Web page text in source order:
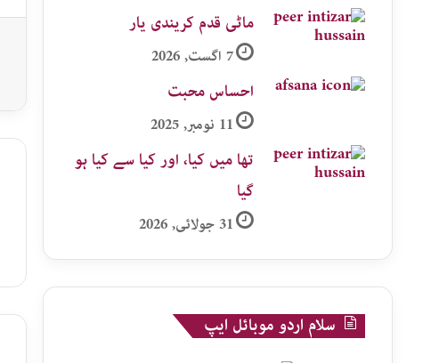
ماٹی قدم کریندی یار
7 اگست, 2026
احساس محبت
11 نومبر, 2025
تھا میں کیا، اور کیا سے کیا ہو
گیا
31 جولائی, 2026
سلام اردو موبائل ایپ